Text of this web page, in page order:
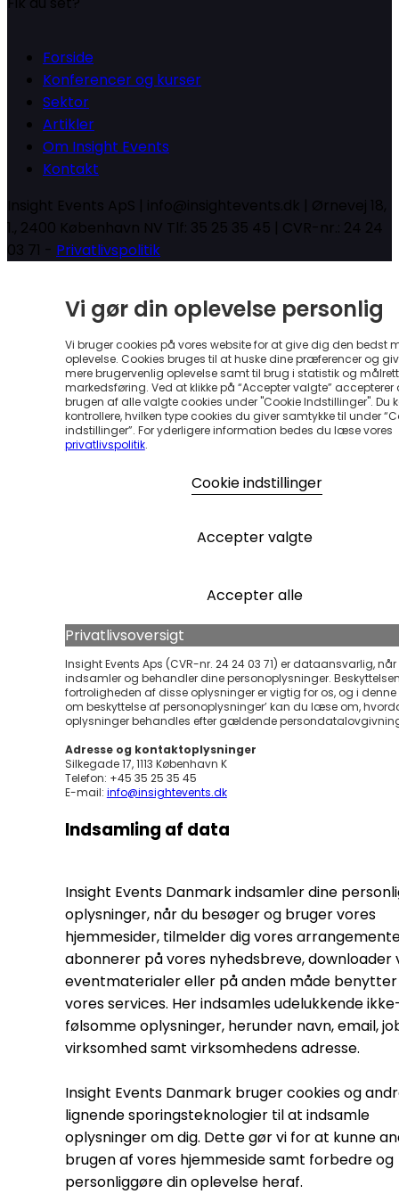
Forside
Konferencer og kurser
Sektor
Artikler
Om Insight Events
Kontakt
Insight Events ApS | info@insightevents.dk | Ørnevej 18,
1., 2400 København NV Tlf: 35 25 35 45 | CVR-nr.: 24 24
03 71 - Privatlivspolitik
Vi gør din oplevelse personlig
Vi bruger cookies på vores website for at give dig den bedst
oplevelse. Cookies bruges til at huske dine præferencer og
mere brugervenlig oplevelse samt til brug i statistik og
markedsføring. Ved at klikke på “Accepter valgte” accepterer
brugen af alle valgte cookies under "Cookie Indstillinger". Du
kontrollere, hvilken type cookies du giver samtykke til under
indstillinger”. For yderligere information bedes du læse vores
privatlivspolitik.
Cookie indstillinger
Accepter valgte
Accepter alle
Privatlivsoversigt
Insight Events Aps (CVR-nr. 24 24 03 71) er dataansvarlig, når
indsamler og behandler dine personoplysninger.
fortroligheden af disse oplysninger er vigtig for os, og i denne
om beskyttelse af personoplysninger’ kan du læse om,
oplysninger behandles efter gældende
Adresse og kontaktoplysninger
Silkegade 17, 1113 København K
Telefon: +45 35 25 35 45
E-mail: info@insightevents.dk
Indsamling af data
Insight Events Danmark indsamler dine
oplysninger, når du besøger og bruger vores
hjemmesider, tilmelder dig vores
abonnerer på vores nyhedsbreve, downloader
eventmaterialer eller på anden måde benytter
vores services. Her indsamles udelukkende
følsomme oplysninger, herunder navn, email,
virksomhed samt virksomhedens adresse.
Insight Events Danmark bruger cookies og
lignende sporingsteknologier til at indsamle
oplysninger om dig. Dette gør vi for at kunne
brugen af vores hjemmeside samt forbedre og
personliggøre din oplevelse heraf.